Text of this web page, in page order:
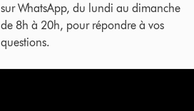
sur WhatsApp, du lundi au dimanche
de 8h à 20h, pour répondre à vos
questions.